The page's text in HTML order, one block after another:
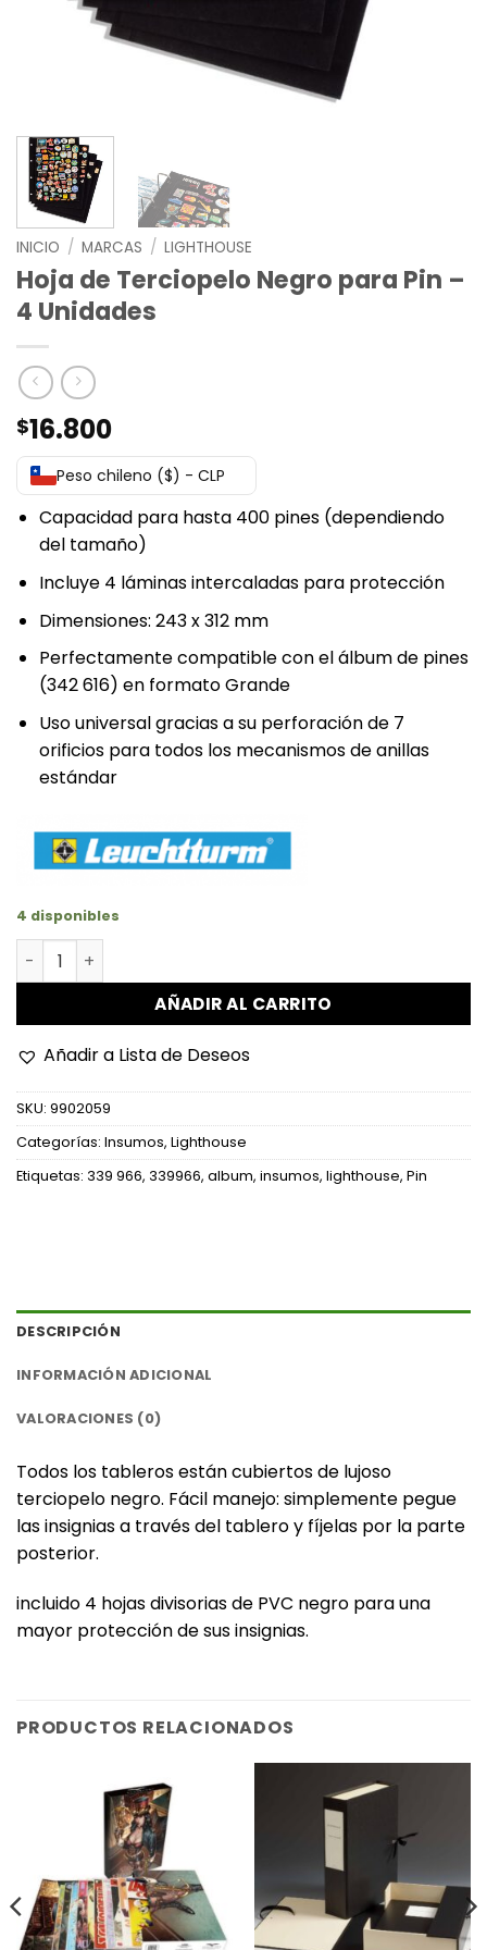
INICIO / MARCAS / LIGHTHOUSE
Hoja de Terciopelo Negro para Pin –
4 Unidades
$16.800
Peso chileno ($) - CLP
Capacidad para hasta 400 pines (dependiendo
del tamaño)
Incluye 4 láminas intercaladas para protección
Dimensiones: 243 x 312 mm
Perfectamente compatible con el álbum de pines
(342 616) en formato Grande
Uso universal gracias a su perforación de 7
orificios para todos los mecanismos de anillas
estándar
4 disponibles
Hoja de Terciopelo Negro para Pin - 4 Unidades cantidad
AÑADIR AL CARRITO
Añadir a Lista de Deseos
SKU: 9902059
Categorías: Insumos, Lighthouse
Etiquetas: 339 966, 339966, album, insumos, lighthouse, Pin
DESCRIPCIÓN
INFORMACIÓN ADICIONAL
VALORACIONES (0)
Todos los tableros están cubiertos de lujoso
terciopelo negro. Fácil manejo: simplemente pegue
las insignias a través del tablero y fíjelas por la parte
posterior.
incluido 4 hojas divisorias de PVC negro para una
mayor protección de sus insignias.
PRODUCTOS RELACIONADOS